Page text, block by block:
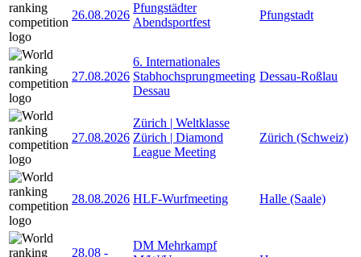
26.08.2026
Pfungstädter
Abendsportfest
Pfungstadt
27.08.2026
6. Internationales
Stabhochsprungmeeting
Dessau
Dessau-Roßlau
27.08.2026
Zürich | Weltklasse
Zürich | Diamond
League Meeting
Zürich (Schweiz)
28.08.2026 HLF-Wurfmeeting Halle (Saale)
28.08 -
DM Mehrkampf